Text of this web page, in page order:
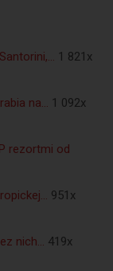
1 821x
na… 1 092x
rezortmi od
951x
nich… 419x